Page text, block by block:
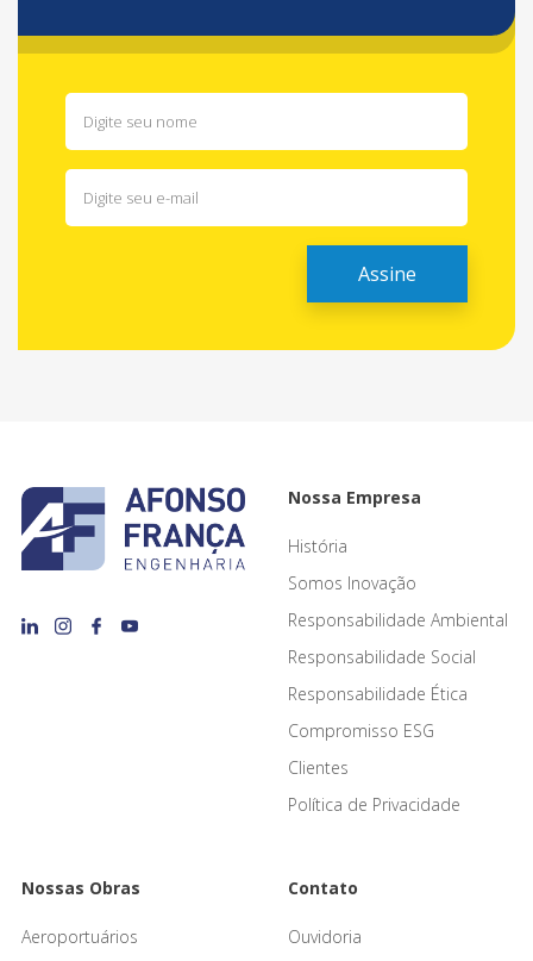
Nossa Empresa
História
Somos Inovação
Responsabilidade Ambiental
Responsabilidade Social
Responsabilidade Ética
Compromisso ESG
Clientes
Política de Privacidade
Nossas Obras
Aeroportuários
Contato
Ouvidoria